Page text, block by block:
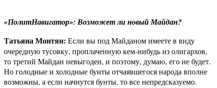
«ПолитНавигатор»: Возможет ли новый Майдан?
Татьяна Монтян: Если вы под Майданом имеете в виду
очередную тусовку, проплаченную кем-нибудь из олигархов,
то третий Майдан невыгоден, и поэтому, думаю, его не будет.
Но голодные и холодные бунты отчаявшегося народа вполне
возможны, а если начнутся бунты, то все непредсказуемо.